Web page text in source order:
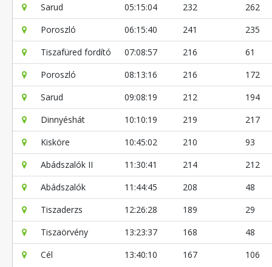
Sarud
05:15:04 232
262
Poroszló
06:15:40 241
235
Tiszafüred fordító
07:08:57 216
61
Poroszló
08:13:16 216
172
Sarud
09:08:19 212
194
Dinnyéshát
10:10:19 219
217
Kisköre
10:45:02 210
93
Abádszalók II
11:30:41 214
212
Abádszalók
11:44:45 208
48
Tiszaderzs
12:26:28 189
29
Tiszaörvény
13:23:37 168
48
Cél
13:40:10 167 106